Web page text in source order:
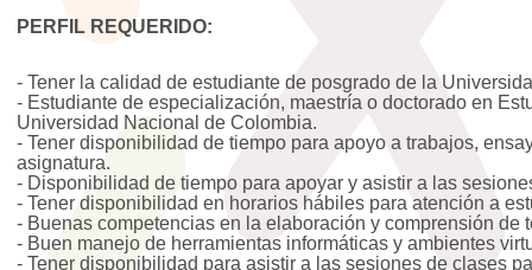
PERFIL REQUERIDO:
- Tener la calidad de estudiante de posgrado de la
- Estudiante de especialización, maestría o doctorado en
Universidad Nacional de Colombia.
- Tener disponibilidad de tiempo para apoyo a trabajos,
asignatura.
- Disponibilidad de tiempo para apoyar y asistir a las
- Tener disponibilidad en horarios hábiles para atención a
- Buenas competencias en la elaboración y comprensión de
- Buen manejo de herramientas informáticas y ambientes
- Tener disponibilidad para asistir a las sesiones de clases